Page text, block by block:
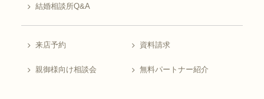
結婚相談所Q&A
来店予約 資料請求
親御様向け相談会 無料パートナー紹介